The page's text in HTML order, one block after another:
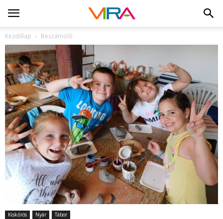
Kezdőlap Beszámoló
Kiskőrös Nyár Tábor